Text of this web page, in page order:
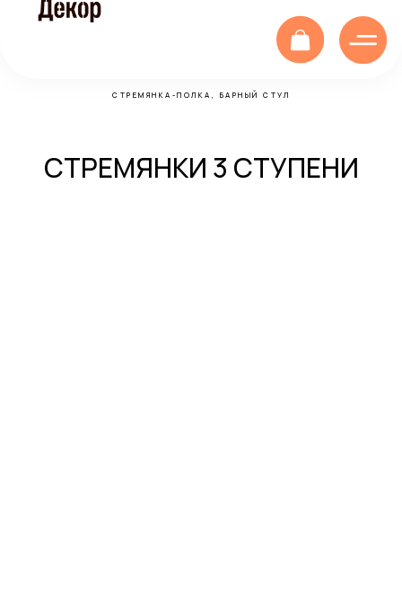
СТРЕМЯНКА-ПОЛКА, БАРНЫЙ СТУЛ
СТРЕМЯНКИ 3 СТУПЕНИ